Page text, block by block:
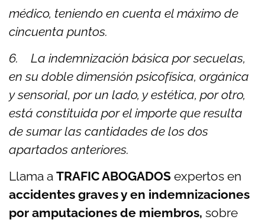
médico, teniendo en cuenta el máximo de
cincuenta puntos.
6. La indemnización básica por secuelas,
en su doble dimensión psicofísica, orgánica
y sensorial, por un lado, y estética, por otro,
está constituida por el importe que resulta
de sumar las cantidades de los dos
apartados anteriores.
Llama a TRAFIC ABOGADOS expertos en
accidentes graves y en indemnizaciones
por amputaciones de miembros, sobre